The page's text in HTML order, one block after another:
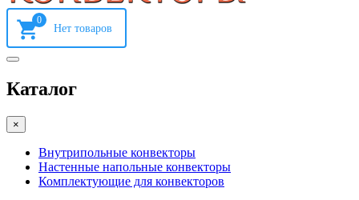
0
Каталог
×
Внутрипольные конвекторы
Настенные напольные конвекторы
Комплектующие для конвекторов